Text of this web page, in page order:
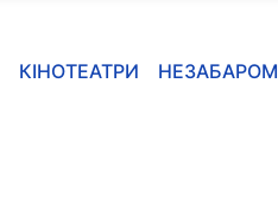
КІНОТЕАТРИ НЕЗАБАРОМ